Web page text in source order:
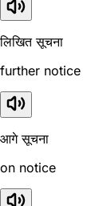
लिखित सूचना
further notice
आगे सूचना
on notice